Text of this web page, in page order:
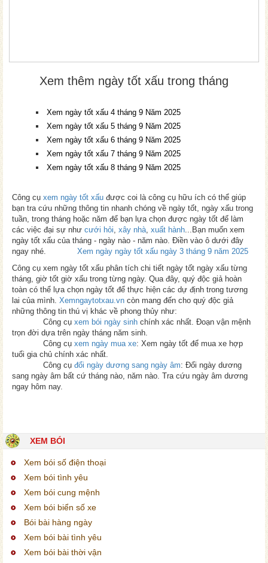
Xem thêm ngày tốt xấu trong tháng
Xem ngày tốt xấu 4 tháng 9 Năm 2025
Xem ngày tốt xấu 5 tháng 9 Năm 2025
Xem ngày tốt xấu 6 tháng 9 Năm 2025
Xem ngày tốt xấu 7 tháng 9 Năm 2025
Xem ngày tốt xấu 8 tháng 9 Năm 2025
Công cụ xem ngày tốt xấu được coi là công cụ hữu ích có thể giúp
bạn tra cứu những thông tin nhanh chóng về ngày tốt, ngày xấu trong
tuần, trong tháng hoặc năm để bạn lựa chọn được ngày tốt để làm
các việc đại sự như cưới hỏi, xây nhà, xuất hành...Bạn muốn xem
ngày tốt xấu của tháng - ngày nào - năm nào. Điền vào ô dưới đây
ngay nhé.
Xem ngày ngày tốt xấu ngày 3 tháng 9 năm 2025
Công cụ xem ngày tốt xấu phân tích chi tiết ngày tốt ngày xấu từng
tháng, giờ tốt giờ xấu trong từng ngày. Qua đây, quý độc giả hoàn
toàn có thể lựa chọn ngày tốt để thực hiện các dự định trong tương
lai của mình. Xemngaytotxau.vn còn mang đến cho quý độc giả
những thông tin thú vị khác về phong thủy như:
Công cụ xem bói ngày sinh chính xác nhất. Đoạn vận mệnh
trọn đời dựa trên ngày tháng năm sinh.
Công cụ xem ngày mua xe: Xem ngày tốt để mua xe hợp
tuổi gia chủ chính xác nhất.
Công cụ đổi ngày dương sang ngày âm: Đổi ngày dương
sang ngày âm bất cứ tháng nào, năm nào. Tra cứu ngày âm dương
ngay hôm nay.
XEM BÓI
Xem bói số điện thoại
Xem bói tình yêu
Xem bói cung mệnh
Xem bói biển số xe
Bói bài hàng ngày
Xem bói bài tình yêu
Xem bói bài thời vận